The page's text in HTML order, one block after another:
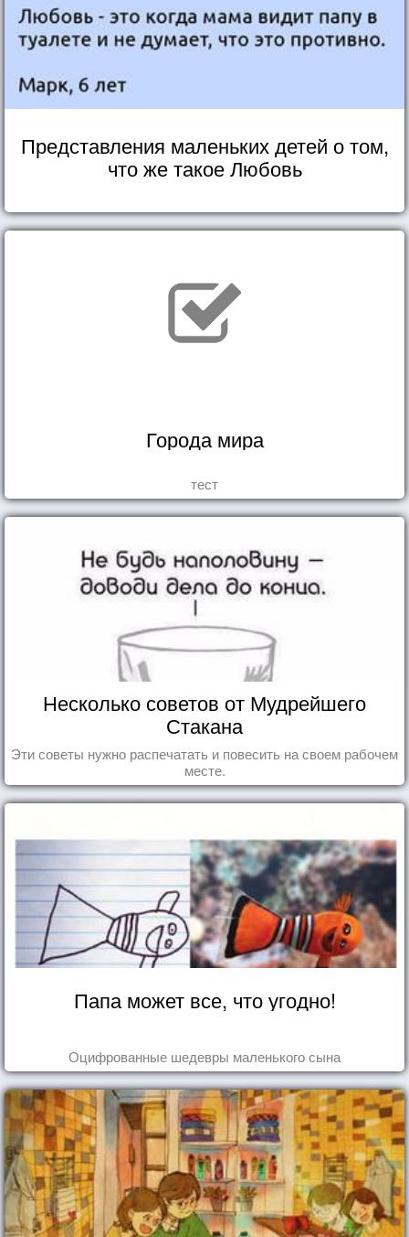
Представления маленьких детей о том,
что же такое Любовь
Города мира
тест
Несколько советов от Мудрейшего
Стакана
Эти советы нужно распечатать и повесить на своем рабочем
месте.
Папа может все, что угодно!
Оцифрованные шедевры маленького сына